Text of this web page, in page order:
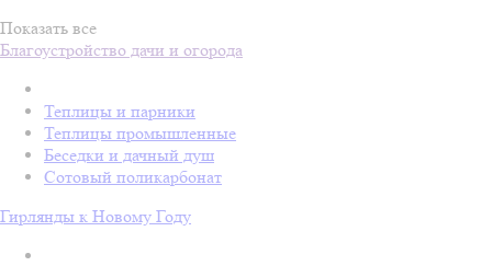
Показать все
Благоустройство дачи и огорода
Теплицы и парники
Теплицы промышленные
Беседки и дачный душ
Сотовый поликарбонат
Гирлянды к Новому Году